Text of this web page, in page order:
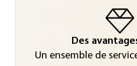
Des
Un ensemble de